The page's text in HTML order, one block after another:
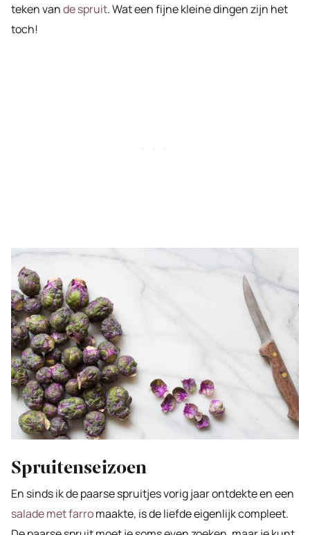
teken vande spruit. Wat een fijne kleine dingen zijn het
toch!
Spruitenseizoen
En sinds ik de paarse spruitjes vorig jaar ontdekte en een
salade met farromaakte, is de liefde eigenlijk compleet.